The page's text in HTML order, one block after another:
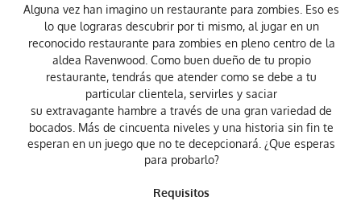
Alguna vez han imagino un restaurante para zombies. Eso es
lo que lograras descubrirpor ti mismo, al jugaren un
reconocido restaurante para zombies en pleno centro de la
aldea Ravenwood. Como buen dueño de tu propio
restaurante, tendrás que atender como se debe a tu
particular clientela, servirles y saciar
suextravagante hambre a través de una gran variedad de
bocados. Más de cincuenta niveles y una historia sin fin te
esperan en un juego que no te decepcionará. ¿Que esperas
para probarlo?
Requisitos